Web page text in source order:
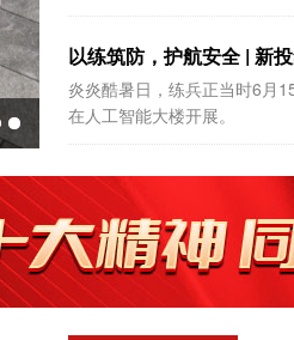
以练筑防，护航安全 | 新
炎炎酷暑日，练兵正当时6月
在人工智能大楼开展。